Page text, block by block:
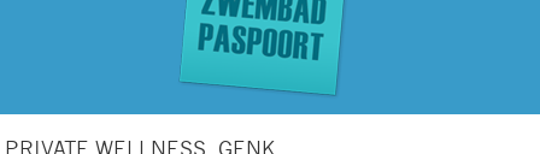
PRIVATE WELLNESS, GENK